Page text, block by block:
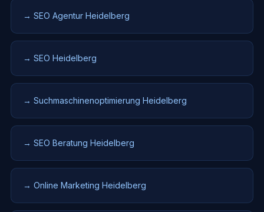
→ SEO Agentur Heidelberg
→ SEO Heidelberg
→ Suchmaschinenoptimierung Heidelberg
→ SEO Beratung Heidelberg
→ Online Marketing Heidelberg